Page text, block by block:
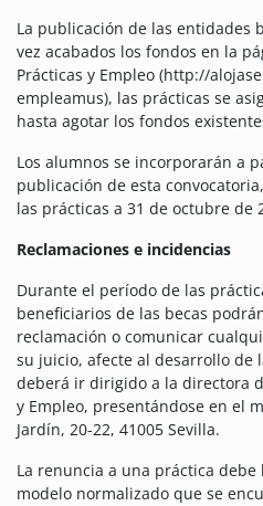
La publicación de las entidades
vez acabados los fondos en la
Prácticas y Empleo (http://
empleamus), las prácticas se
hasta agotar los fondos
Los alumnos se incorporarán a
publicación de esta
las prácticas a 31 de octubre de
Reclamaciones e incidencias
Durante el período de las
beneficiarios de las becas
reclamación o comunicar
su juicio, afecte al desarrollo de
deberá ir dirigido a la directora
y Empleo, presentándose en el
Jardín, 20-22, 41005 Sevilla.
La renuncia a una práctica
modelo normalizado que se